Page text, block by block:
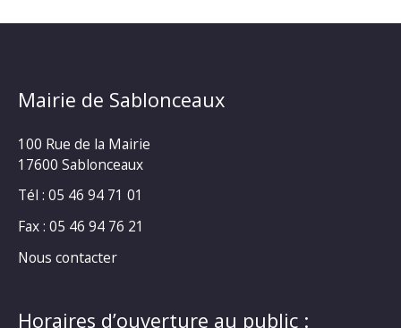
Mairie de Sablonceaux
100 Rue de la Mairie
17600 Sablonceaux
Tél : 05 46 94 71 01
Fax : 05 46 94 76 21
Nous contacter
Horaires d’ouverture au public :